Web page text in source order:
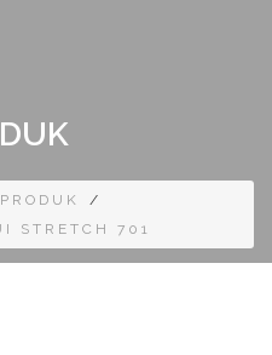
PRODUK
/
STRETCH 701